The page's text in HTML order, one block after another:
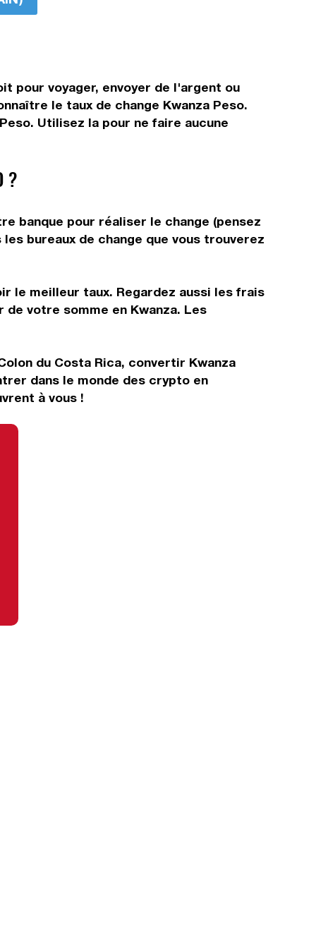
pour voyager, envoyer de l'argent ou
le taux de change Kwanza Peso.
Utilisez la pour ne faire aucune
?
banque pour réaliser le change (pensez
bureaux de change que vous trouverez
le meilleur taux. Regardez aussi les frais
votre somme en Kwanza. Les
du Costa Rica, convertir Kwanza
dans le monde des crypto en
à vous !